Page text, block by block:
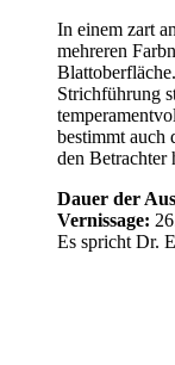
In einem zart
mehreren
Strichführung
bestimmt auch
den Betrachter
Dauer der
Vernissage:
Es spricht Dr.